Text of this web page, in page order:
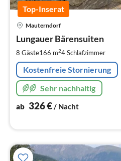
Top-Inserat
Mauterndorf
Lungauer Bärensuiten
8 Gäste166 m24Schlafzimmer
Kostenfreie Stornierung
Sehr nachhaltig
ab 326€/ Nacht